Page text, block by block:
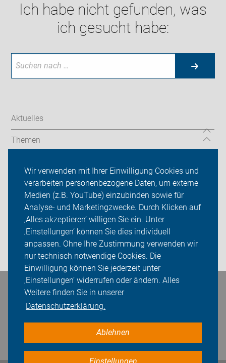
Wir verwenden mit Ihrer Einwilligung Cookies und
verarbeiten personenbezogene Daten, um externe
Medien (z.B. YouTube) einzubinden sowie für
Analyse- und Marketingzwecke. Durch Klicken auf
‚Alles akzeptieren‘ willigen Sie ein. Unter
‚Einstellungen‘ können Sie dies individuell
anpassen. Ohne Ihre Zustimmung verwenden wir
nur technisch notwendige Cookies. Die
Einwilligung können Sie jederzeit unter
‚Einstellungen‘ widerrufen oder ändern. Alles
Weitere finden Sie in unserer
Datenschutzerklärung.
Ablehnen
Ich habe nicht gefunden, was
ich gesucht habe:
Aktuelles
Themen
Service-Angebote
ADFC Regensburg
Sei dabei
Login
Bleiben Sie in Kontakt